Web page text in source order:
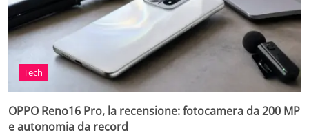
Tech
OPPO Reno16 Pro, la recensione: fotocamera da 200 MP
e autonomia da record